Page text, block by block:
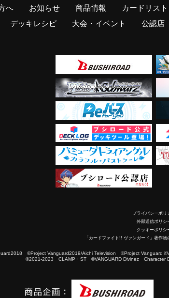
へ お知らせ 商品情報 カードリスト
デッキレシピ
大会・イベント 公認店
プライバシーポリ
外部送信ポリシ
クッキーポリシ
「カードファイト!! ヴァンガード」著作
©Project Vanguard2019/Aichi Television ©Project Vanguard
©2021-2023 CLAMP・ST ©VANGUARD Divinez Character